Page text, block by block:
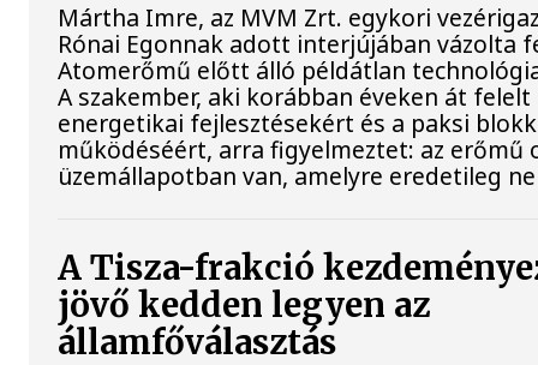
Mártha Imre, az MVM Zrt. egykori
Rónai Egonnak adott interjújában vázolta
Atomerőmű előtt álló példátlan
A szakember, aki korábban éveken át felelt
energetikai fejlesztésekért és a paksi
működéséért, arra figyelmeztet: az erőmű
üzemállapotban van, amelyre eredetileg
A Tisza-frakció
jövő kedden legyen az
államfőválasztás